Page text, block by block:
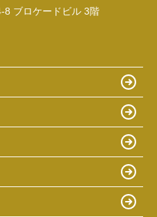
8 ブロケードビル 3階